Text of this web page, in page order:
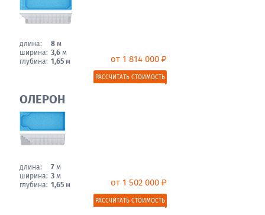
длина: 8 м
ширина: 3,6 м
глубина: 1,65 м от 1 814 000 ₽
РАССЧИТАТЬ СТОИМОСТЬ
ОЛЕРОН
длина: 7 м
ширина: 3 м
глубина: 1,65 м от 1 502 000 ₽
РАССЧИТАТЬ СТОИМОСТЬ